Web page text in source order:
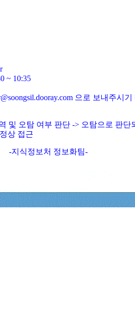
~ 10:35
으로 보내주시
및 오탐 여부 판단 -> 오탐으로 판단
상 접근
-지식정보처 정보화팀-